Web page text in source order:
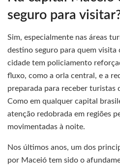
seguro para
Sim, especialmente nas áreas
destino seguro para quem visita
cidade tem policiamento
fluxo, como a orla central, e a
preparada para receber turistas
Como em qualquer capital
atenção redobrada em regiões
movimentadas à noite.
Nos últimos anos, um dos
por Maceió tem sido o